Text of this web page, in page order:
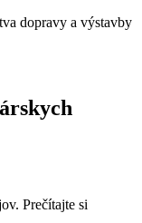
dopravy a výstavby
Prečítajte si